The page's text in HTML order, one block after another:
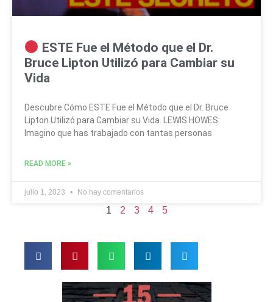
ESTE Fue el Método que el Dr.
Bruce Lipton Utilizó para Cambiar su
Vida
Descubre Cómo ESTE Fue el Método que el Dr. Bruce
Lipton Utilizó para Cambiar su Vida. LEWIS HOWES:
Imagino que has trabajado con tantas personas
READ MORE »
julio 1, 2023 No hay comentarios
1 2 3 4 5